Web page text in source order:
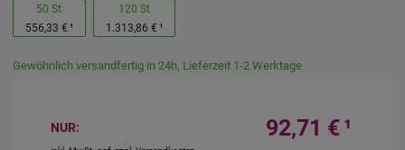
50 St
556,33 € ¹
120 St
1.313,86 € ¹
Gewöhnlich versandfertig in 24h, Lieferzeit 1-2 Werktage
NUR: 92,71 € ¹